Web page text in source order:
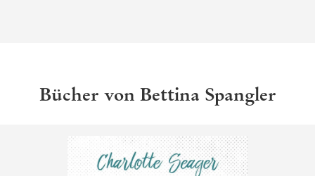
Bücher von Bettina Spangler